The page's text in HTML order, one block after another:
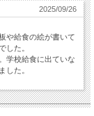
2025/09/26
や給食の絵が書いて
した。
学校給食に出ていな
した。